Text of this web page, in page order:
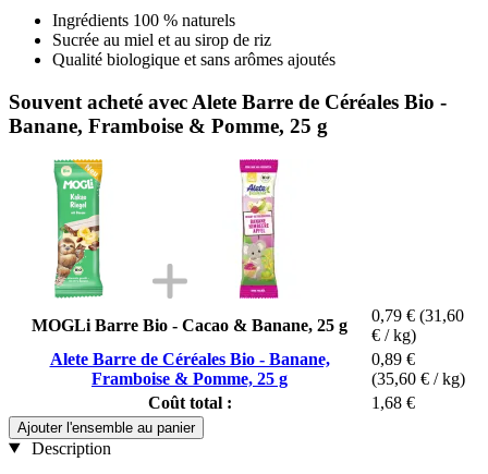
Ingrédients 100 % naturels
Sucrée au miel et au sirop de riz
Qualité biologique et sans arômes ajoutés
Souvent acheté avec Alete Barre de Céréales Bio -
Banane, Framboise & Pomme, 25 g
MOGLi Barre Bio - Cacao & Banane, 25 g
0,79 € (31,60
€ / kg)
Alete Barre de Céréales Bio - Banane,
Framboise & Pomme, 25 g
0,89 €
(35,60 € / kg)
Coût total :
1,68 €
Ajouter l'ensemble au panier
Description